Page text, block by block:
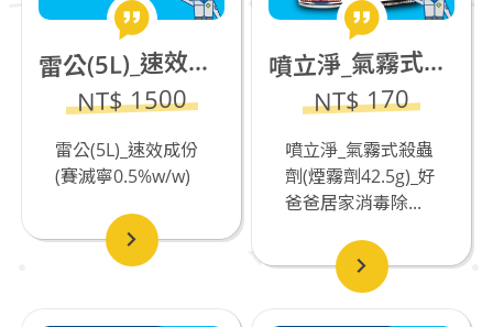
雷公(5L)_速效成份(賽滅寧0.5%w/w)_若有飼養貓咪不推薦
NT$ 1500
雷公(5L)_速效成份
(賽滅寧0.5%w/w)
噴立淨_氣霧式殺蟲劑(煙霧劑)_若有飼養貓咪不推薦使用
NT$ 170
噴立淨_氣霧式殺蟲
劑(煙霧劑42.5g)_好
爸爸居家消毒除...